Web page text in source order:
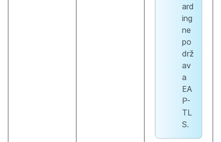
ard
ing
ne
po
drž
av
a
EA
P-
TL
S.